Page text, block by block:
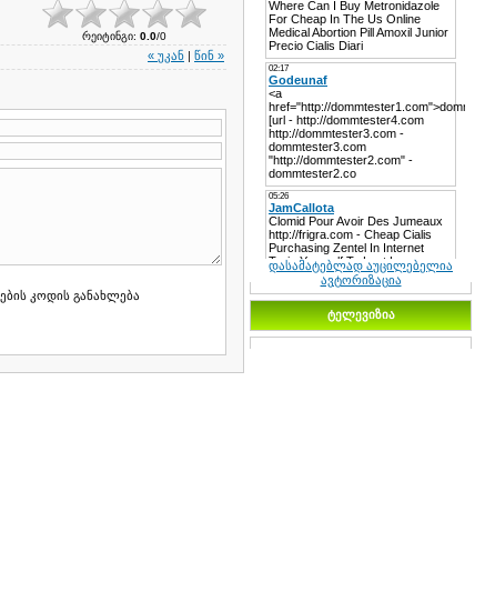
რეიტინგი: 0.0/0
« უკან წინ »
დასამატებლად აუცილებელია
ავტორიზაცია
ტელევიზია